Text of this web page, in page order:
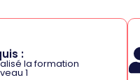
:
la formation
1